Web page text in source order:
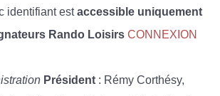
identifiant estaccessible uniquement
Rando Loisirs CONNEXION
Président : Rémy Corthésy,